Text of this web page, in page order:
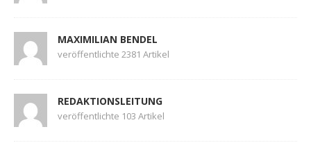
MAXIMILIAN BENDEL
veröffentlichte 2381 Artikel
REDAKTIONSLEITUNG
veröffentlichte 103 Artikel